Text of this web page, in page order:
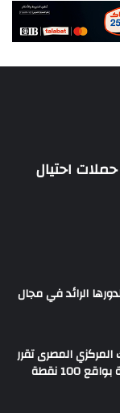
احتيال
الرائد في مجال
المركزي المصرى تقرر
خفض أسعار العائد الأساسية بواقع 100 نقطة